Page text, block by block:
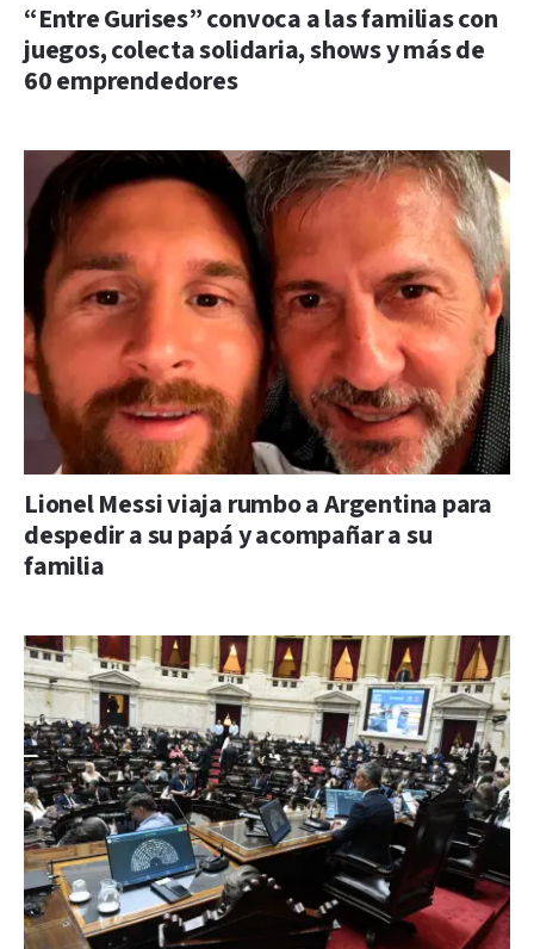
“Entre Gurises” convoca a las familias con
juegos, colecta solidaria, shows y más de
60 emprendedores
Lionel Messi viaja rumbo a Argentina para
despedir a su papá y acompañar a su
familia